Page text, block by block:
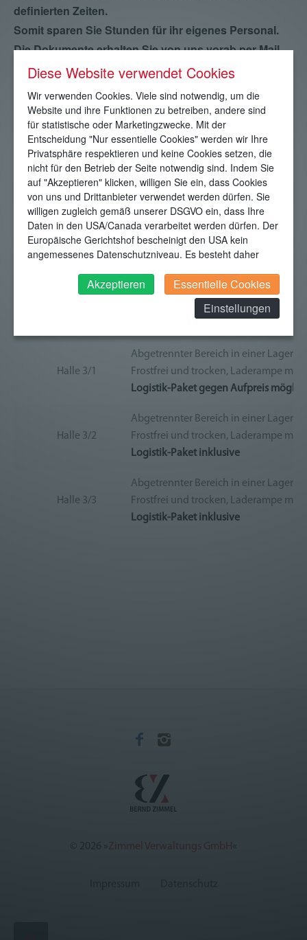
definierten Zeiten.
Somit sparen Sie Stunden für ihr eigenes Personal.
Die Dokumente erhalten Sie von uns vorab per Mail
und liegen im Original bei der Ware.
uns gelagerten Waren, usw.
Das Paket umfasst insgesamt bei Bedarf maximal 2
Arbeitsstunden pro Woche.
Halle 1
Lager- oder Produktionshalle (mit
Frostfreiheit, LAN / WLAN,
Starkstromanschluss ist bei Bedarf
Logistik-Paket gegen Aufpreis
Lagerhalle mit 2 Laderampen, beide
Frostfreiheit, LAN / WLAN,
Halle 3/1
Abgetrennter Bereich in einer
Frostfrei und trocken, Laderampe mit
Logistik-Paket gegen Aufpreis
Halle 3/2
Abgetrennter Bereich in einer
Frostfrei und trocken, Laderampe mit
Logistik-Paket inklusive
Halle 3/3
Abgetrennter Bereich in einer
Frostfrei und trocken, Laderampe mit
Logistik-Paket inklusive
2026 Zimmel Verwaltungs GmbH
Diese Website verwendet Cookies
Wir verwenden Cookies. Viele sind notwendig, um die
Website und ihre Funktionen zu betreiben, andere sind
für statistische oder Marketingzwecke. Mit der
Entscheidung "Nur essentielle Cookies" werden wir Ihre
Privatsphäre respektieren und keine Cookies setzen, die
nicht für den Betrieb der Seite notwendig sind. Indem Sie
auf "Akzeptieren" klicken, willigen Sie ein, dass Cookies
von uns und Drittanbieter verwendet werden dürfen. Sie
willigen zugleich gemäß unserer DSGVO ein, dass Ihre
Daten in den USA/Canada verarbeitet werden dürfen. Der
Europäische Gerichtshof bescheinigt den USA kein
angemessenes Datenschutzniveau. Es besteht daher
Behörden, zu Kontroll- und zu Überwachungszwecken,
verarbeitet werden und dagegen keine wirksamen
Rechtsbehelfe erhoben werden können. Zudem finden
Ihre Einwilligung widerrufen und Widerspruch ausüben.
Weitere Infomationen finden Sie hier:
Datenschutzerklärung
Akzeptieren
Essentielle Cookies
Einstellungen